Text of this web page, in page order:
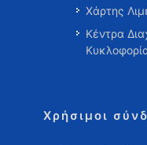
Χάρτης
Κέντρα
Χρήσιμοι